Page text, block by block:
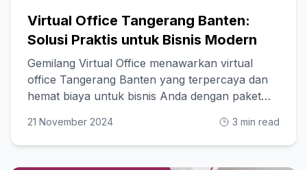
Virtual Office Tangerang Banten:
Solusi Praktis untuk Bisnis Modern
Gemilang Virtual Office menawarkan virtual
office Tangerang Banten yang terpercaya dan
hemat biaya untuk bisnis Anda dengan paket
21 November 2024 3 min read